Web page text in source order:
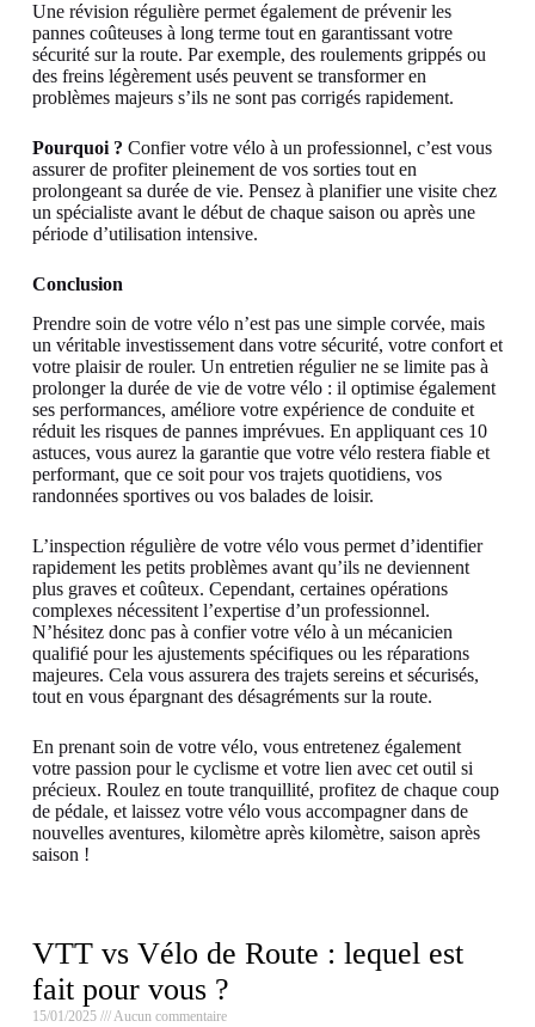
Une révision régulière permet également de prévenir les
pannes coûteuses à long terme tout en garantissant votre
sécurité sur la route. Par exemple, des roulements grippés ou
des freins légèrement usés peuvent se transformer en
problèmes majeurs s’ils ne sont pas corrigés rapidement.
Pourquoi ? Confier votre vélo à un professionnel, c’est vous
assurer de profiter pleinement de vos sorties tout en
prolongeant sa durée de vie. Pensez à planifier une visite chez
un spécialiste avant le début de chaque saison ou après une
période d’utilisation intensive.
Conclusion
Prendre soin de votre vélo n’est pas une simple corvée, mais
un véritable investissement dans votre sécurité, votre confort et
votre plaisir de rouler. Un entretien régulier ne se limite pas à
prolonger la durée de vie de votre vélo : il optimise également
ses performances, améliore votre expérience de conduite et
réduit les risques de pannes imprévues. En appliquant ces 10
astuces, vous aurez la garantie que votre vélo restera fiable et
performant, que ce soit pour vos trajets quotidiens, vos
randonnées sportives ou vos balades de loisir.
L’inspection régulière de votre vélo vous permet d’identifier
rapidement les petits problèmes avant qu’ils ne deviennent
plus graves et coûteux. Cependant, certaines opérations
complexes nécessitent l’expertise d’un professionnel.
N’hésitez donc pas à confier votre vélo à un mécanicien
qualifié pour les ajustements spécifiques ou les réparations
majeures. Cela vous assurera des trajets sereins et sécurisés,
tout en vous épargnant des désagréments sur la route.
En prenant soin de votre vélo, vous entretenez également
votre passion pour le cyclisme et votre lien avec cet outil si
précieux. Roulez en toute tranquillité, profitez de chaque coup
de pédale, et laissez votre vélo vous accompagner dans de
nouvelles aventures, kilomètre après kilomètre, saison après
saison !
VTT vs Vélo de Route : lequel est
fait pour vous ?
15/01/2025 Aucun commentaire